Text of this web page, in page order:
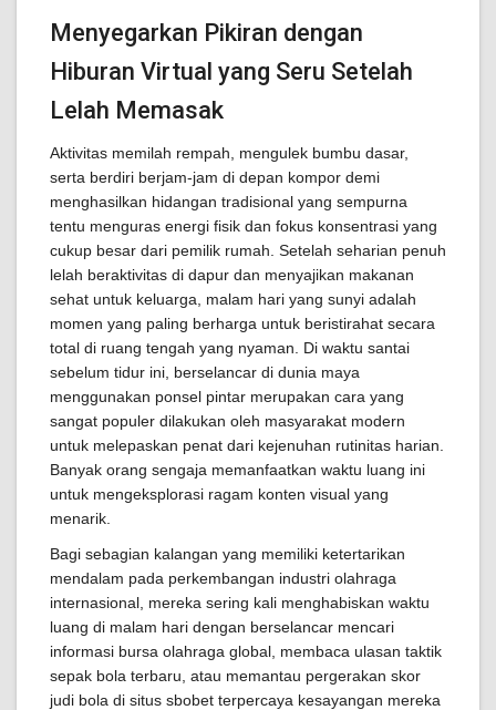
Menyegarkan Pikiran dengan
Hiburan Virtual yang Seru Setelah
Lelah Memasak
Aktivitas memilah rempah, mengulek bumbu dasar,
serta berdiri berjam-jam di depan kompor demi
menghasilkan hidangan tradisional yang sempurna
tentu menguras energi fisik dan fokus konsentrasi yang
cukup besar dari pemilik rumah. Setelah seharian penuh
lelah beraktivitas di dapur dan menyajikan makanan
sehat untuk keluarga, malam hari yang sunyi adalah
momen yang paling berharga untuk beristirahat secara
total di ruang tengah yang nyaman. Di waktu santai
sebelum tidur ini, berselancar di dunia maya
menggunakan ponsel pintar merupakan cara yang
sangat populer dilakukan oleh masyarakat modern
untuk melepaskan penat dari kejenuhan rutinitas harian.
Banyak orang sengaja memanfaatkan waktu luang ini
untuk mengeksplorasi ragam konten visual yang
menarik.
Bagi sebagian kalangan yang memiliki ketertarikan
mendalam pada perkembangan industri olahraga
internasional, mereka sering kali menghabiskan waktu
luang di malam hari dengan berselancar mencari
informasi bursa olahraga global, membaca ulasan taktik
sepak bola terbaru, atau memantau pergerakan skor
judi bola di situs sbobet terpercaya kesayangan mereka